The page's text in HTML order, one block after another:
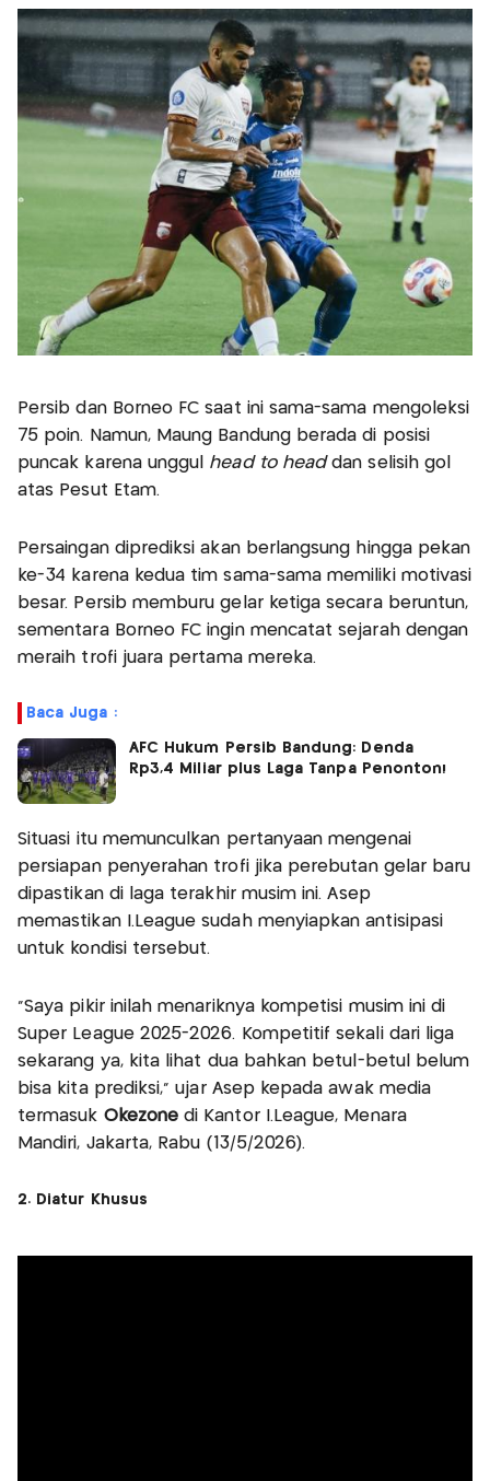
Persib dan Borneo FC saat ini sama-sama mengoleksi
75 poin. Namun, Maung Bandung berada di posisi
puncak karena unggul head to headdan selisih gol
atas Pesut Etam.
Persaingan diprediksi akan berlangsung hingga pekan
ke-34 karena kedua tim sama-sama memiliki motivasi
besar. Persib memburu gelar ketiga secara beruntun,
sementara Borneo FC ingin mencatat sejarah dengan
meraih trofi juara pertama mereka.
Baca Juga :
AFC Hukum Persib Bandung: Denda
Rp3,4 Miliar plus Laga Tanpa Penonton!
Situasi itu memunculkan pertanyaan mengenai
persiapan penyerahan trofi jika perebutan gelar baru
dipastikan di laga terakhir musim ini. Asep
memastikan I.League sudah menyiapkan antisipasi
untuk kondisi tersebut.
"Saya pikir inilah menariknya kompetisi musim ini di
Super League 2025-2026. Kompetitif sekali dari liga
sekarang ya, kita lihat dua bahkan betul-betul belum
bisa kita prediksi," ujar Asep kepada awak media
termasuk Okezonedi Kantor I.League, Menara
Mandiri, Jakarta, Rabu (13/5/2026).
2. Diatur Khusus